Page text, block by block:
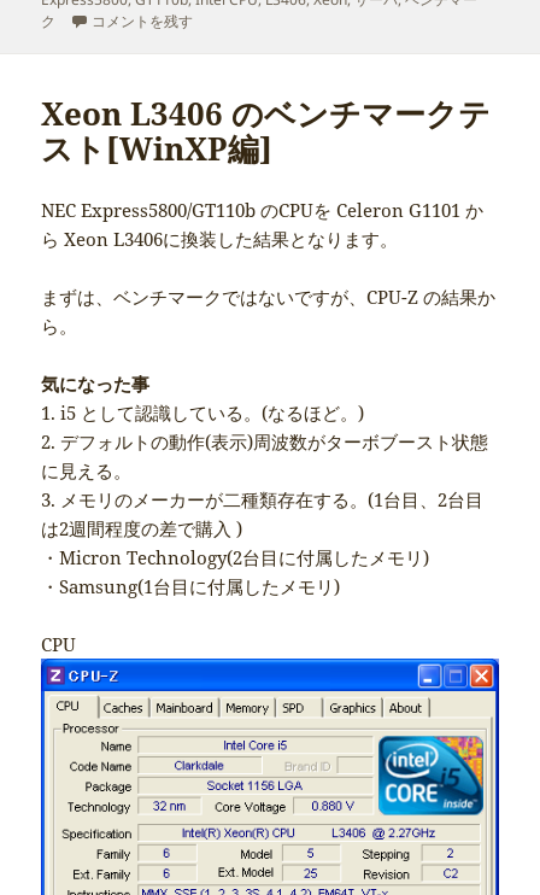
日:
ク
NEC Express5800/GT110b Xeon L3406 の謎動作 に
コメントを残す
Xeon L3406 のベンチマークテ
スト[WinXP編]
NEC Express5800/GT110b のCPUを Celeron G1101 か
ら Xeon L3406に換装した結果となります。
まずは、ベンチマークではないですが、CPU-Z の結果か
ら。
気になった事
1. i5 として認識している。(なるほど。)
2. デフォルトの動作(表示)周波数がターボブースト状態
に見える。
3. メモリのメーカーが二種類存在する。(1台目、2台目
は2週間程度の差で購入 )
・Micron Technology(2台目に付属したメモリ)
・Samsung(1台目に付属したメモリ)
CPU